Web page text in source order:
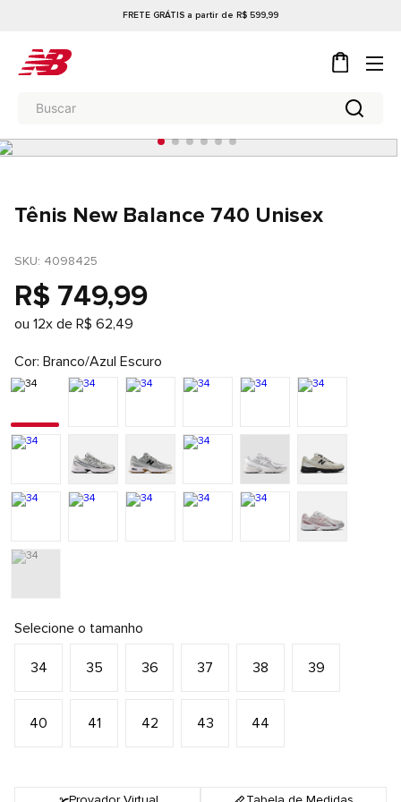
FRETE GRÁTIS a partir de R$ 599,99
Tênis New Balance 740 Unisex
SKU: 4098425
R$ 749,99
ou 12x de R$ 62,49
Cor Branco/Azul Escuro
Selecione o tamanho
34 35 36 37 38 39
40 41 42 43 44